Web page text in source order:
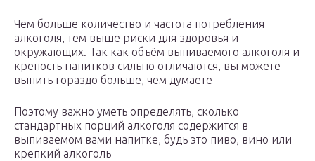
Чем больше количество и частота потребления
алкоголя, тем выше риски для здоровья и
окружающих. Так как объём выпиваемого алкоголя и
крепость напитков сильно отличаются, вы можете
выпить гораздо больше, чем думаете
Поэтому важно уметь определять, сколько
стандартных порций алкоголя содержится в
выпиваемом вами напитке, будь это пиво, вино или
крепкий алкоголь